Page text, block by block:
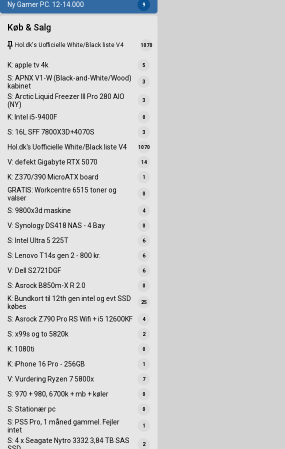
Ny Gamer PC. 12-14.000 9
Køb & Salg
keep Hol.dk's Uofficielle White/Black liste V4 1070
K: apple tv 4k 5
S: APNX V1-W (Black-and-White/Wood)
kabinet
3
S: Arctic Liquid Freezer III Pro 280 AIO
(NY)
3
K: Intel i5-9400F 0
S: 16L SFF 7800X3D+4070S 3
Hol.dk's Uofficielle White/Black liste V4 1070
V: defekt Gigabyte RTX 5070 14
K: Z370/390 MicroATX board 1
GRATIS: Workcentre 6515 toner og
valser
0
S: 9800x3d maskine 4
V: Synology DS418 NAS - 4 Bay 0
S: Intel Ultra 5 225T 6
S: Lenovo T14s gen 2 - 800 kr. 6
V: Dell S2721DGF 6
S: Asrock B850m-X R 2.0 0
K: Bundkort til 12th gen intel og evt SSD
købes
25
S: Asrock Z790 Pro RS Wifi + i5 12600KF 4
S: x99s og to 5820k 2
K: 1080ti 0
K: iPhone 16 Pro - 256GB 1
V: Vurdering Ryzen 7 5800x 7
S: 970 + 980, 6700k + mb + køler 0
S: Stationær pc 0
S: PS5 Pro, 1 måned gammel. Fejler
intet
1
S: 4 x Seagate Nytro 3332 3,84 TB SAS
2